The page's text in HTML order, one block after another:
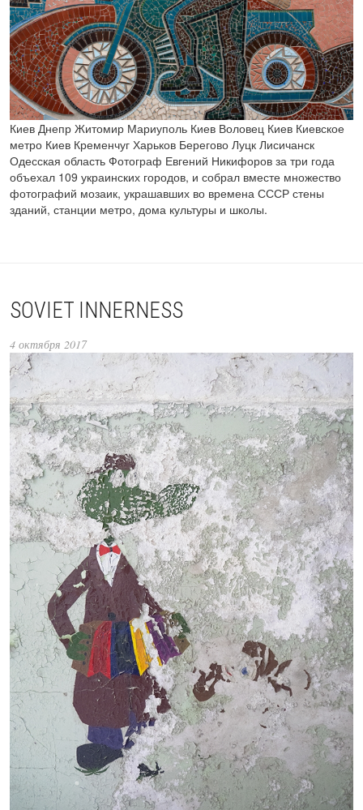
Киев Днепр Житомир Мариуполь Киев Воловец Киев Киевское
метро Киев Кременчуг Харьков Берегово Луцк Лисичанск
Одесская область Фотограф Евгений Никифоров за три года
объехал 109 украинских городов, и собрал вместе множество
фотографий мозаик, украшавших во времена СССР стены
зданий, станции метро, дома культуры и школы.
SOVIET INNERNESS
4 октября 2017